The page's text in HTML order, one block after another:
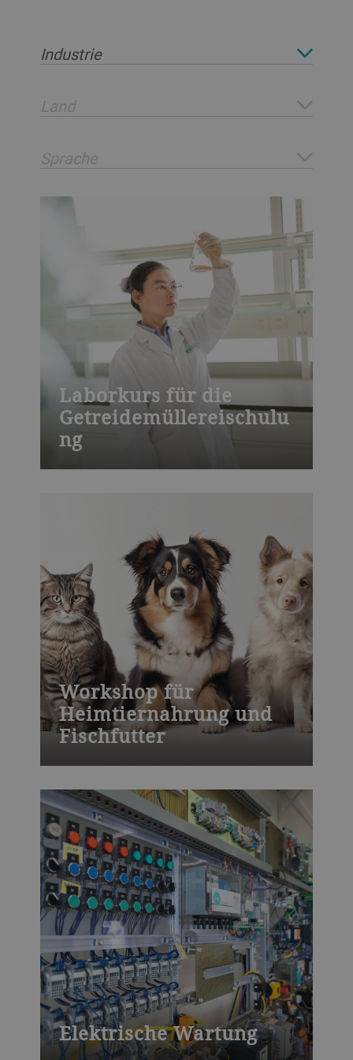
Industrie
Land
Sprache
Laborkurs für die
Getreidemüllereischulu
ng
Produktentwicklung – in unseren
Ausbildungszentren oder bei Ihnen vor Ort.
Wir bieten auch massgeschneiderte
Schulungen.
Workshop für
Heimtiernahrung und
Fischfutter
Schokolade, Backwaren,
Verfahrenstechnik oder
Produktentwicklung – in unseren
Ausbildungszentren oder bei Ihnen vor Ort.
Wir bieten auch massgeschneiderte
Schulungen.
Elektrische Wartung
Sie erfahren, wie Sie Wartungsarbeiten an